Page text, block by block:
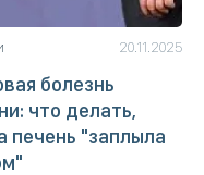
20.11.2025
болезнь
что делать,
печень "заплыла